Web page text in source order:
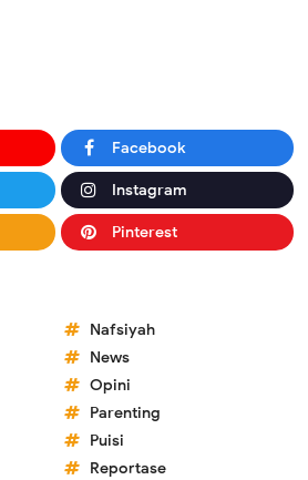
Facebook
Instagram
Pinterest
Nafsiyah
News
Opini
Parenting
Puisi
Reportase